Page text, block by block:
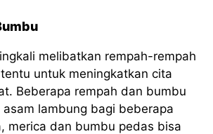
melibatkan rempah-rempah
untuk meningkatkan cita
Beberapa rempah dan bumbu
lambung bagi beberapa
merica dan bumbu pedas bisa